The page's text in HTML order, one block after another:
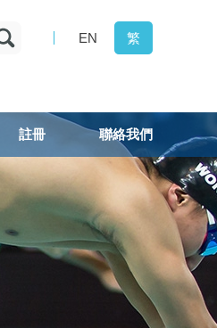
EN 繁
註冊 聯絡我們